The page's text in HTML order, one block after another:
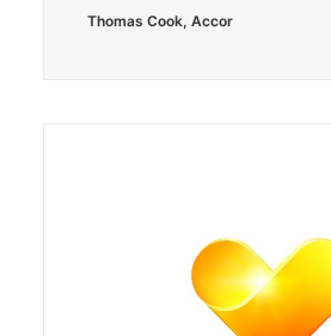
Thomas Cook, Accor